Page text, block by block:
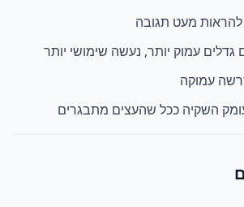
מעט תגובה
עמוק יותר, נעשה שימושי יותר
עמוקה
השקיה ככל שהעצים מתבגרים